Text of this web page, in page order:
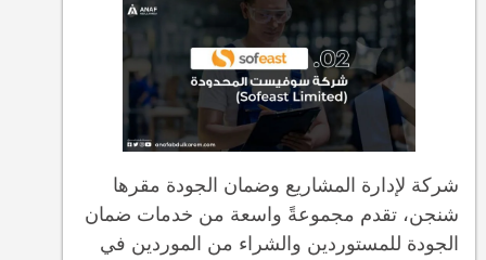
شركة لإدارة المشاريع وضمان الجودة مقرها
شنجن، تقدم مجموعةً واسعة من خدمات ضمان
الجودة للمستوردين والشراء من الموردين في